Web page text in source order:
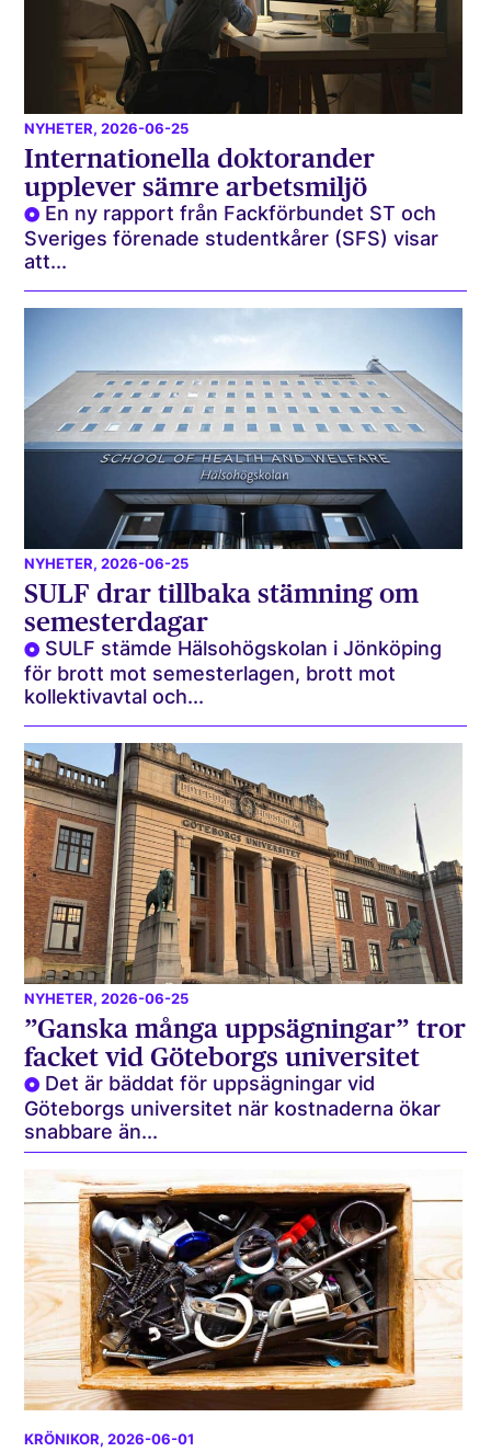
NYHETER, 2026-06-25
Internationella doktorander
upplever sämre arbetsmiljö
En ny rapport från Fackförbundet ST och
Sveriges förenade studentkårer (SFS) visar
att...
NYHETER, 2026-06-25
SULF drar tillbaka stämning om
semesterdagar
SULF stämde Hälsohögskolan i Jönköping
för brott mot semesterlagen, brott mot
kollektivavtal och...
NYHETER, 2026-06-25
”Ganska många uppsägningar” tror
facket vid Göteborgs universitet
Det är bäddat för uppsägningar vid
Göteborgs universitet när kostnaderna ökar
snabbare än...
KRÖNIKOR, 2026-06-01